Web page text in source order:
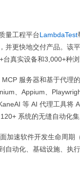
量工程平台LambdaTest
并更快地交付产品。该
真实设备和3,000+种浏
服务器和基于代理
、Appium、
等 AI 代理工具将
系统的无缝自动化集
加速软件开发生命周期
自动化、基础设施、执